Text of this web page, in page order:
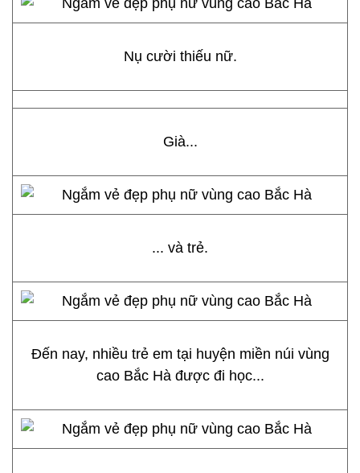
Nụ cười thiếu nữ.
Già...
... và trẻ.
Đến nay, nhiều trẻ em tại huyện miền núi vùng
cao Bắc Hà được đi học...